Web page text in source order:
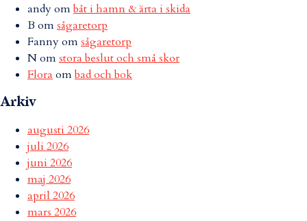
andyombåt i hamn & ärta i skida
B omsågaretorp
Fannyomsågaretorp
Nomstora beslut och små skor
Flora ombad och bok
Arkiv
augusti 2026
juli 2026
juni 2026
maj 2026
april 2026
mars 2026